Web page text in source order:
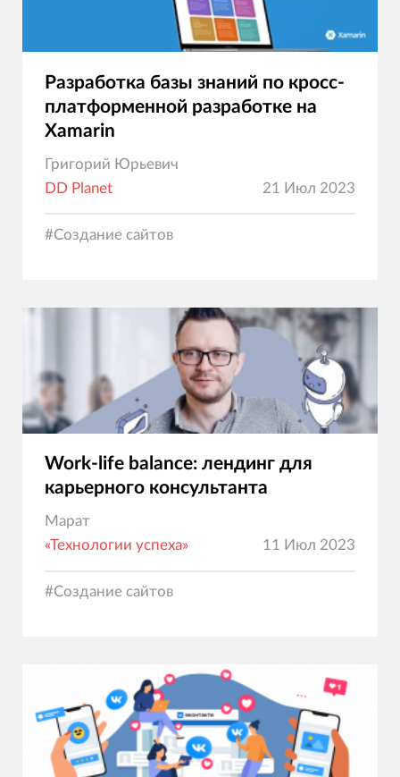
Разработка базы знаний по кросс-
платформенной разработке на
Xamarin
Григорий Юрьевич
DD Planet
21 Июл 2023
#Создание сайтов
Work-life balance: лендинг для
карьерного консультанта
Марат
«Технологии успеха»
11 Июл 2023
#Создание сайтов